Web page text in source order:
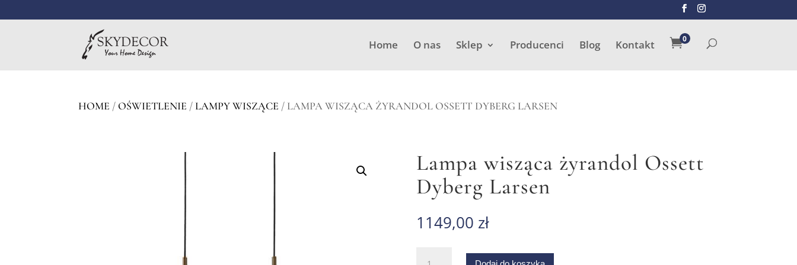
Home O nas Sklep Producenci Blog Kontakt 0
Wyszukiwarka
HOME /OŚWIETLENIE /LAMPY WISZĄCE / LAMPA WISZĄCA ŻYRANDOL OSSETT DYBERG LARSEN
Lampa wisząca żyrandol Ossett
Dyberg Larsen
1149,00 zł